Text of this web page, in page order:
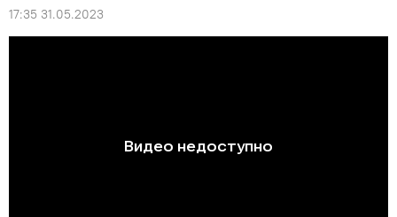
17:35 31.05.2023